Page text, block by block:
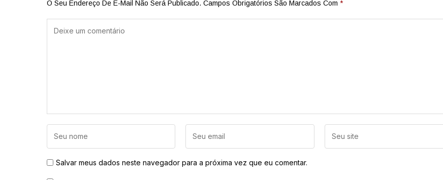
O Seu Endereço De E-Mail Não Será Publicado. Campos Obrigatórios São Marcados Com *
Salvar meus dados neste navegador para a próxima vez que eu comentar.